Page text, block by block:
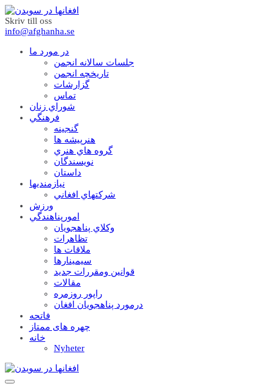
Skriv till oss
info@afghanha.se
در مورد ما
جلسات سالانه انجمن
تاریخچه انجمن
گزارشات
تماس
شوراي زنان
فرهنگي
گنجينه
هنرپيشه ها
گروه هاي هنري
نويسندگان
داستان
نيازمنديها
شرکتهاي افغاني
ورزش
امورپناهندگي
وکلاي پناهجويان
تظاهرات
ملاقات ها
سيمينارها
قوانين ومقررات جديد
مقالات
راپور روزمره
درمورد پناهجويان افغان
فاتحه
چهره های ممتاز
خانه
Nyheter